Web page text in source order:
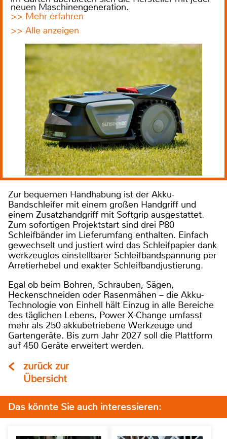
neuen Maschinengeneration.
>> Mehr erfahren
>> Alle anzeigen
Zur bequemen Handhabung ist der Akku-
Bandschleifer mit einem großen Handgriff und
einem Zusatzhandgriff mit Softgrip ausgestattet.
Zum sofortigen Projektstart sind drei P80
Schleifbänder im Lieferumfang enthalten. Einfach
gewechselt und justiert wird das Schleifpapier dank
werkzeuglos einstellbarer Schleifbandspannung per
Arretierhebel und exakter Schleifbandjustierung.
Egal ob beim Bohren, Schrauben, Sägen,
Heckenschneiden oder Rasenmähen – die Akku-
Technologie von Einhell hält Einzug in alle Bereiche
des täglichen Lebens. Power X-Change umfasst
mehr als 250 akkubetriebene Werkzeuge und
Gartengeräte. Bis zum Jahr 2027 soll die Plattform
auf 450 Geräte erweitert werden.
zurück zur
Übersicht
Das könnte Sie auch interessieren: